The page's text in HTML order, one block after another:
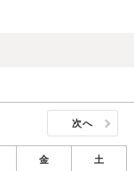
次へ
金 土